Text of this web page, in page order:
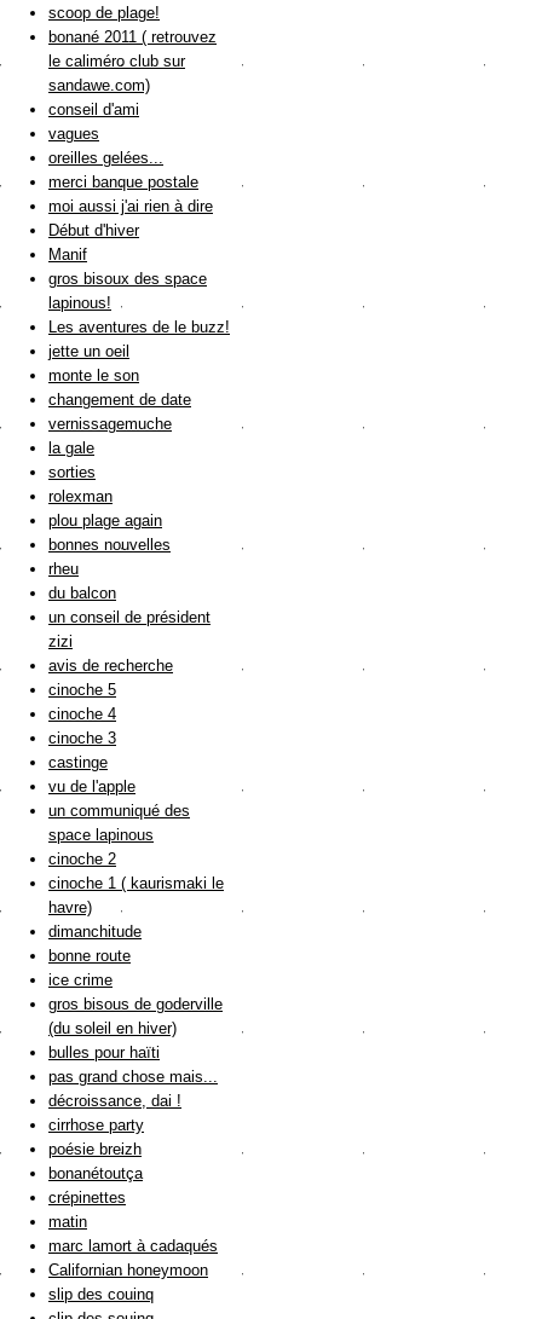
scoop de plage!
bonané 2011 ( retrouvez
le caliméro club sur
sandawe.com)
conseil d'ami
vagues
oreilles gelées...
merci banque postale
moi aussi j'ai rien à dire
Début d'hiver
Manif
gros bisoux des space
lapinous!
Les aventures de le buzz!
jette un oeil
monte le son
changement de date
vernissagemuche
la gale
sorties
rolexman
plou plage again
bonnes nouvelles
rheu
du balcon
un conseil de président
zizi
avis de recherche
cinoche 5
cinoche 4
cinoche 3
castinge
vu de l'apple
un communiqué des
space lapinous
cinoche 2
cinoche 1 ( kaurismaki le
havre)
dimanchitude
bonne route
ice crime
gros bisous de goderville
(du soleil en hiver)
bulles pour haïti
pas grand chose mais...
décroissance, dai !
cirrhose party
poésie breizh
bonanétoutça
crépinettes
matin
marc lamort à cadaqués
Californian honeymoon
slip des couinq